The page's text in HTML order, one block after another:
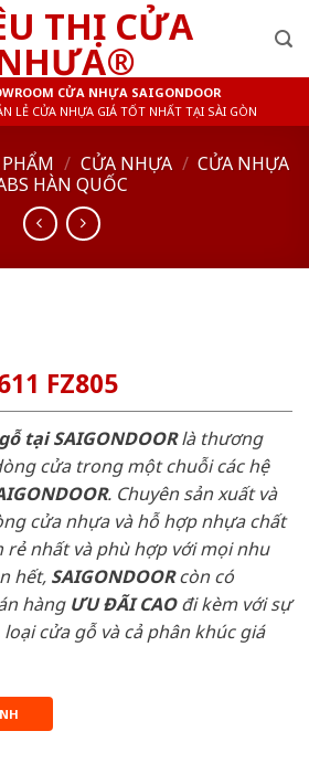
CỬA NHỰA SAIGONDOOR
LẺ CỬA NHỰA GIÁ TỐT NHẤT TẠI SÀI GÒN
/ CỬA NHỰA / CỬA NHỰA
HÀN QUỐC
FZ805
tại SAIGONDOORlà thương
cửa trong một chuỗi các hệ
. Chuyên sản xuất và
cửa nhựa và hỗ hợp nhựa chất
rẻ nhất và phù hợp với mọi nhu
hết, SAIGONDOORcòn có
hàng ƯU ĐÃI CAOđi kèm với sự
cửa gỗ và cả phân khúc giá